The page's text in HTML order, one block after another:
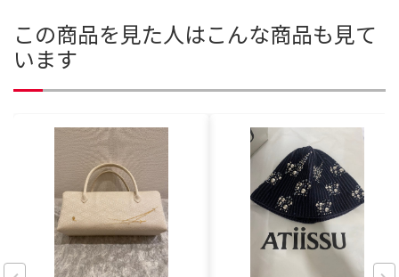
この商品を見た人はこんな商品も見て
います